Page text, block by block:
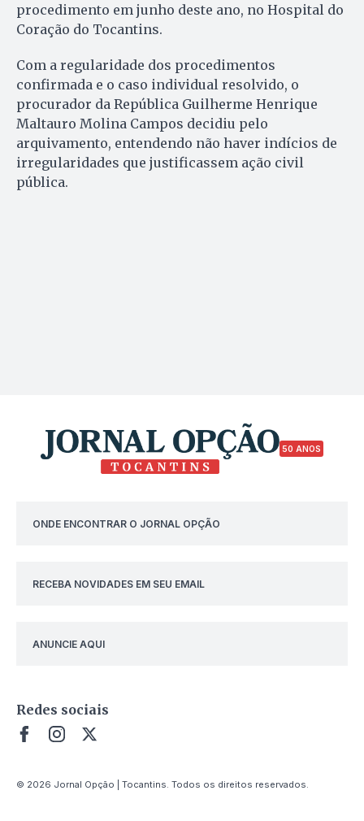
procedimento em junho deste ano, no Hospital do
Coração do Tocantins.
Com a regularidade dos procedimentos
confirmada e o caso individual resolvido, o
procurador da República Guilherme Henrique
Maltauro Molina Campos decidiu pelo
arquivamento, entendendo não haver indícios de
irregularidades que justificassem ação civil
pública.
50 ANOS
ONDE ENCONTRAR O JORNAL OPÇÃO
RECEBA NOVIDADES EM SEU EMAIL
ANUNCIE AQUI
Redes sociais
© 2026 Jornal Opção | Tocantins. Todos os direitos reservados.